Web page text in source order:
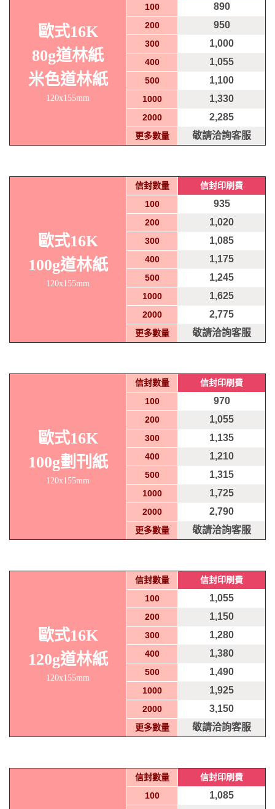
歐式16K
80g道林紙
米色道林紙
120x155mm
100
890
200 950
300 1,000
400 1,055
500 1,100
1000 1,330
2000 2,285
更多數量 敬請洽詢客服
歐式16K
100g道林紙
120x155mm
信封數量
信封印刷費
100
935
200 1,020
300 1,085
400 1,175
500 1,245
1000 1,625
2000 2,775
更多數量 敬請洽詢客服
歐式16K
100g劃刊紙
120x155mm
信封數量
信封印刷費
100
970
200 1,055
300 1,135
400 1,210
500 1,315
1000 1,725
2000 2,790
更多數量 敬請洽詢客服
歐式16K
120g道林紙
120x155mm
信封數量
信封印刷費
100
1,055
200 1,150
300 1,280
400 1,380
500 1,490
1000 1,925
2000 3,150
更多數量 敬請洽詢客服
信封數量
信封印刷費
100
1,085